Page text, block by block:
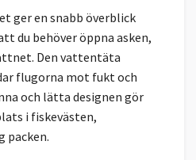
ger en snabb överblick
du behöver öppna asken,
Den vattentäta
flugorna mot fukt och
och lätta designen gör
i fiskevästen,
packen.